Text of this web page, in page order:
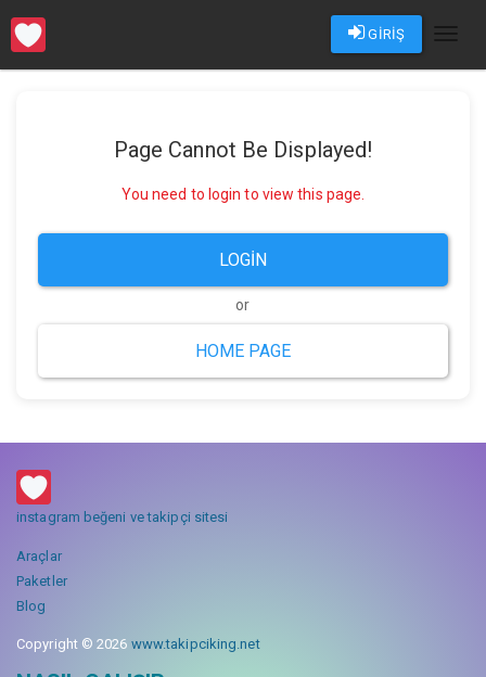
GİRİŞ
Page Cannot Be Displayed!
You need to login to view this page.
LOGIN
or
HOME PAGE
instagram beğeni ve takipçi sitesi
Araçlar
Paketler
Blog
Copyright © 2026 www.takipciking.net